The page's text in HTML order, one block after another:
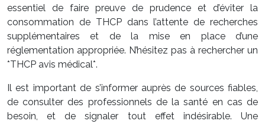
essentiel de faire preuve de prudence et d’éviter la
consommation de THCP dans l’attente de recherches
supplémentaires et de la mise en place d’une
réglementation appropriée. N’hésitez pas à rechercher un
*THCP avis médical*.
Il est important de s’informer auprès de sources fiables,
de consulter des professionnels de la santé en cas de
besoin, et de signaler tout effet indésirable. Une